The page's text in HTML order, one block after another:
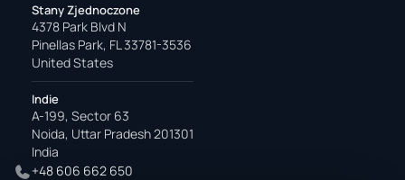
Stany Zjednoczone
4378 Park Blvd N
Pinellas Park, FL 33781-3536
United States
Indie
A-199, Sector 63
Noida, Uttar Pradesh 201301
India
+48 606 662 650